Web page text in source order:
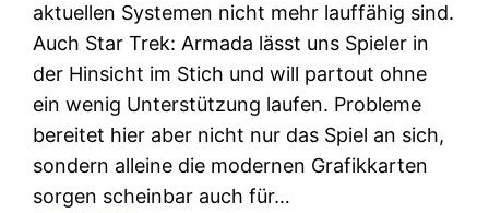
aktuellen Systemen nicht mehr lauffähig sind.
Auch Star Trek: Armada lässt uns Spieler in
der Hinsicht im Stich und will partout ohne
ein wenig Unterstützung laufen. Probleme
bereitet hier aber nicht nur das Spiel an sich,
sondern alleine die modernen Grafikkarten
sorgen scheinbar auch für…